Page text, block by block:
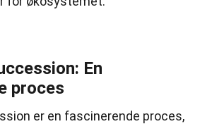
En
proces
er en fascinerende proces,